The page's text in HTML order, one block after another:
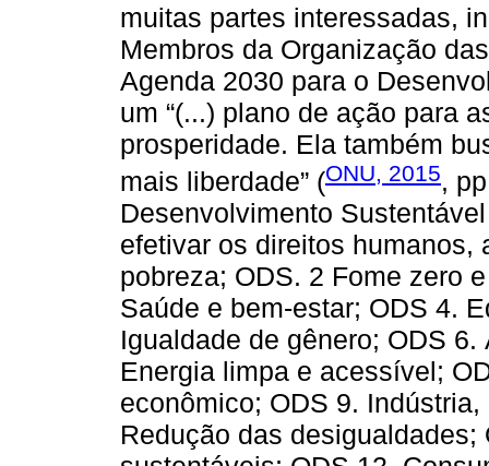
muitas partes interessadas,
Membros da Organização
Agenda 2030 para o
um “(...) plano de ação para
prosperidade. Ela também
mais liberdade” (ONU, 2015,
Desenvolvimento
efetivar os direitos humanos,
pobreza; ODS. 2 Fome zero
Saúde e bem-estar; ODS 4.
Igualdade de gênero; ODS
Energia limpa e acessível;
econômico; ODS 9.
Redução das